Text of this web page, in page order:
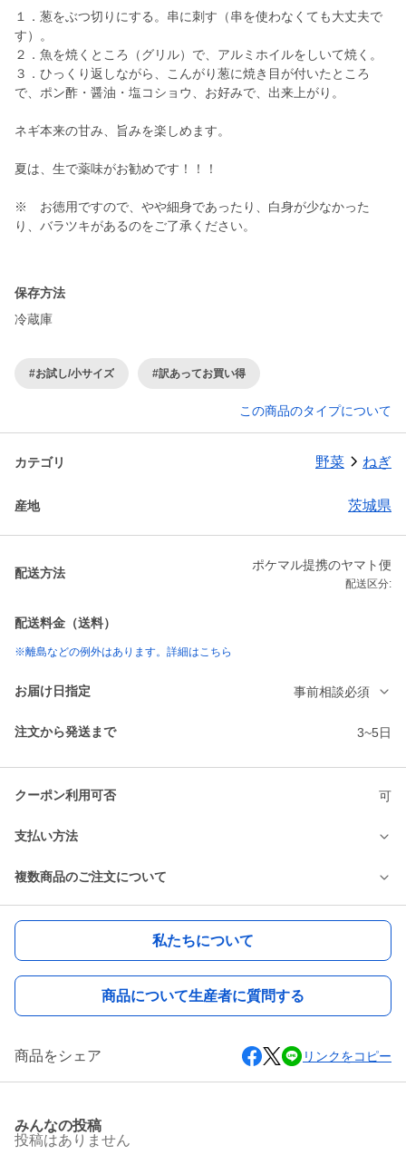
１．葱をぶつ切りにする。串に刺す（串を使わなくても大丈夫で
す）。
２．魚を焼くところ（グリル）で、アルミホイルをしいて焼く。
３．ひっくり返しながら、こんがり葱に焼き目が付いたところ
で、ポン酢・醤油・塩コショウ、お好みで、出来上がり。
ネギ本来の甘み、旨みを楽しめます。
夏は、生で薬味がお勧めです！！！
※ お徳用ですので、やや細身であったり、白身が少なかった
り、バラツキがあるのをご了承ください。
保存方法
冷蔵庫
#お試し/小サイズ #訳あってお買い得
この商品のタイプについて
カテゴリ 野菜 ねぎ
産地 茨城県
配送方法
ポケマル提携のヤマト便
配送区分:
配送料金（送料）
※離島などの例外はあります。詳細はこちら
お届け日指定 事前相談必須
注文から発送まで 3~5日
クーポン利用可否 可
支払い方法
複数商品のご注文について
私たちについて
商品について生産者に質問する
商品をシェア リンクをコピー
みんなの投稿
投稿はありません